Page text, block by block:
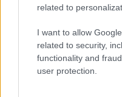
related to
I want to allow
related to security,
functionality and
user protection.